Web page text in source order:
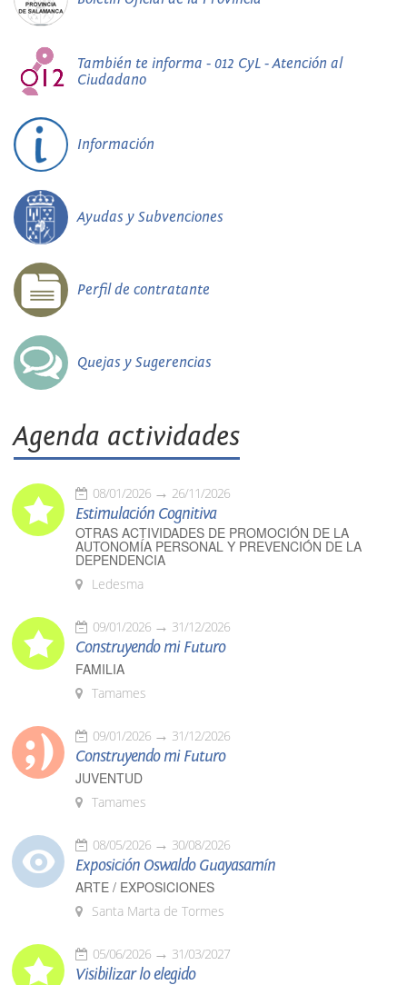
También te informa - 012 CyL - Atención al
Ciudadano
Información
Ayudas y Subvenciones
Perfil de contratante
Quejas y Sugerencias
Agenda actividades
08/01/2026 26/11/2026
Estimulación Cognitiva
OTRAS ACTIVIDADES DE PROMOCIÓN DE LA
AUTONOMÍA PERSONAL Y PREVENCIÓN DE LA
DEPENDENCIA
Ledesma
09/01/2026 31/12/2026
Construyendo mi Futuro
FAMILIA
Tamames
09/01/2026 31/12/2026
Construyendo mi Futuro
JUVENTUD
Tamames
08/05/2026 30/08/2026
Exposición Oswaldo Guayasamín
ARTE / EXPOSICIONES
Santa Marta de Tormes
05/06/2026 31/03/2027
Visibilizar lo elegido